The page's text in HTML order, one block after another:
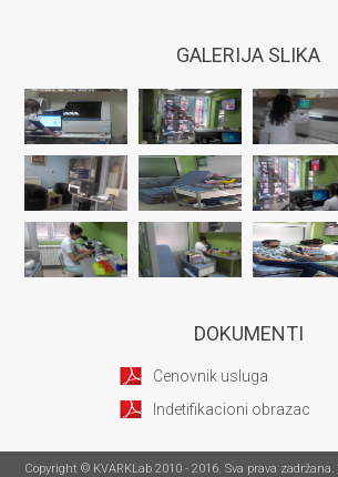
GALERIJA SLIKA
DOKUMENTI
Cenovnik usluga
Indetifikacioni obrazac
Copyright © KVARKLab 2010 - 2016. Sva prava zadržana.